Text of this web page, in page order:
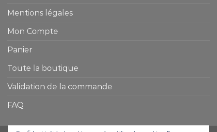
Mentions légales
Mon Compte
Panier
Toute la boutique
Validation de la commande
FAQ